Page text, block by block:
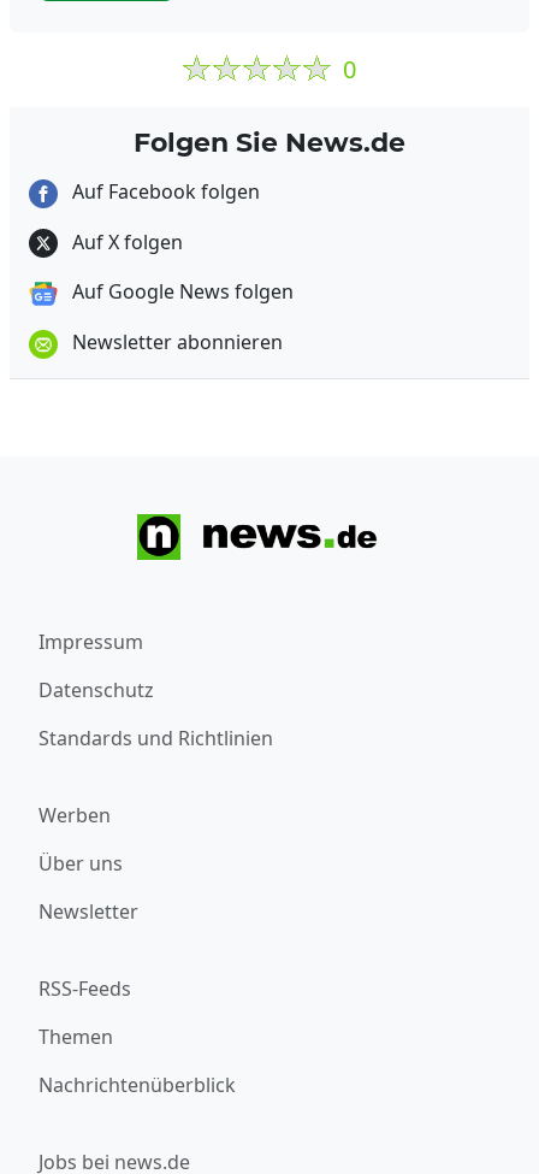
0
Folgen Sie News.de
Auf Facebook folgen
Auf X folgen
Auf Google News folgen
Newsletter abonnieren
Impressum
Datenschutz
Standards und Richtlinien
Werben
Über uns
Newsletter
RSS-Feeds
Themen
Nachrichtenüberblick
Jobs bei news.de